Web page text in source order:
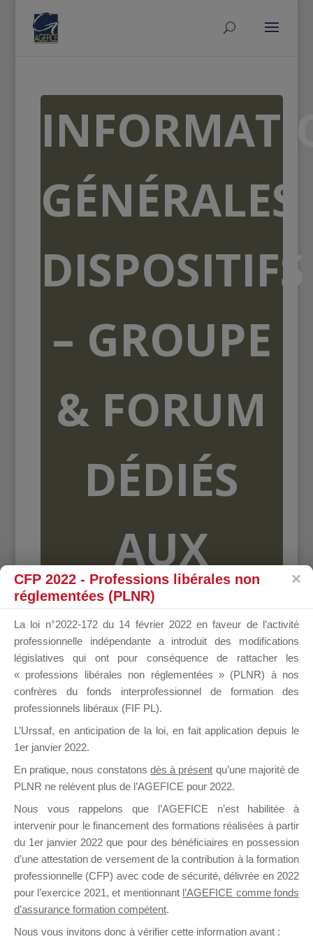
GÉNÉRALES
DISPOSITIFS
– GROUPE
& FORUM
DÉDIÉS
AUX
DE
il y a un jour
formation. Il accueille également les Conseillers
CFP 2022 - Professions libérales non
réglementées (PLNR)
La loi n°2022-172 du 14 février 2022 en faveur de l’activité
professionnelle indépendante a introduit des modifications
législatives qui ont pour conséquence de rattacher les
« professions libérales non réglementées » (PLNR) à nos
confrères du fonds interprofessionnel de formation des
professionnels libéraux (FIF PL).
L’Urssaf, en anticipation de la loi, en fait application depuis le
1er janvier 2022.
En pratique, nous constatons dès à présent qu’une majorité de
PLNR ne relèvent plus de l’AGEFICE pour 2022.
Nous vous rappelons que l’AGEFICE n’est habilitée à
intervenir pour le financement des formations réalisées à partir
du 1er janvier 2022 que pour des bénéficiaires en possession
d’une attestation de versement de la contribution à la formation
professionnelle (CFP) avec code de sécurité, délivrée en 2022
pour l’exercice 2021, et mentionnant l’AGEFICE comme fonds
d’assurance formation compétent.
Nous vous invitons donc à vérifier cette information avant :